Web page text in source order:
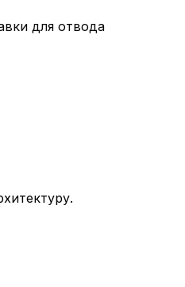
для отвода